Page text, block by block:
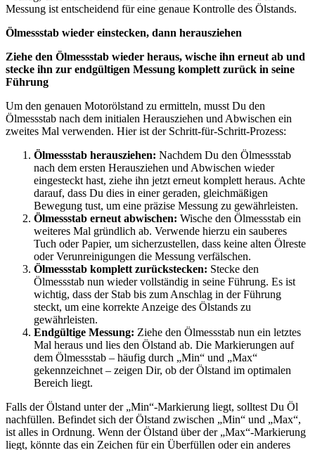
Messung ist entscheidend für eine genaue Kontrolle des Ölstands.
Ölmessstab wieder einstecken, dann herausziehen
Ziehe den Ölmessstab wieder heraus, wische ihn erneut ab und
stecke ihn zur endgültigen Messung komplett zurück in seine
Führung
Um den genauen Motorölstand zu ermitteln, musst Du den
Ölmessstab nach dem initialen Herausziehen und Abwischen ein
zweites Mal verwenden. Hier ist der Schritt-für-Schritt-Prozess:
Ölmessstab herausziehen: Nachdem Du den Ölmessstab
nach dem ersten Herausziehen und Abwischen wieder
eingesteckt hast, ziehe ihn jetzt erneut komplett heraus. Achte
darauf, dass Du dies in einer geraden, gleichmäßigen
Bewegung tust, um eine präzise Messung zu gewährleisten.
Ölmessstab erneut abwischen: Wische den Ölmessstab ein
weiteres Mal gründlich ab. Verwende hierzu ein sauberes
Tuch oder Papier, um sicherzustellen, dass keine alten Ölreste
oder Verunreinigungen die Messung verfälschen.
Ölmessstab komplett zurückstecken: Stecke den
Ölmessstab nun wieder vollständig in seine Führung. Es ist
wichtig, dass der Stab bis zum Anschlag in der Führung
steckt, um eine korrekte Anzeige des Ölstands zu
gewährleisten.
Endgültige Messung: Ziehe den Ölmessstab nun ein letztes
Mal heraus und lies den Ölstand ab. Die Markierungen auf
dem Ölmessstab – häufig durch „Min“ und „Max“
gekennzeichnet – zeigen Dir, ob der Ölstand im optimalen
Bereich liegt.
Falls der Ölstand unter der „Min“-Markierung liegt, solltest Du Öl
nachfüllen. Befindet sich der Ölstand zwischen „Min“ und „Max“,
ist alles in Ordnung. Wenn der Ölstand über der „Max“-Markierung
liegt, könnte das ein Zeichen für ein Überfüllen oder ein anderes